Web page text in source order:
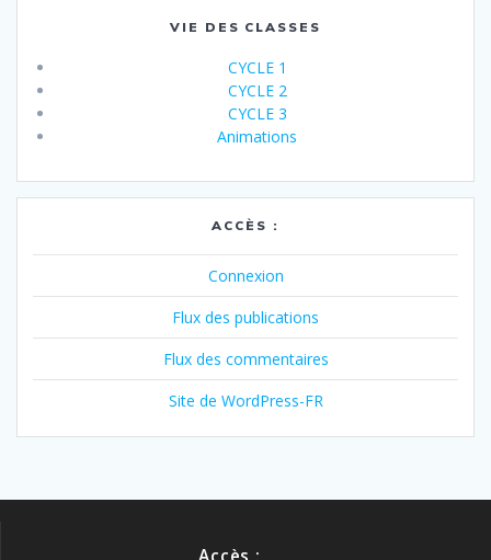
VIE DES CLASSES
CYCLE 1
CYCLE 2
CYCLE 3
Animations
ACCÈS :
Connexion
Flux des publications
Flux des commentaires
Site de WordPress-FR